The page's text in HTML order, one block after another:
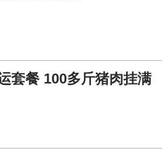
套餐 100多斤猪肉挂满